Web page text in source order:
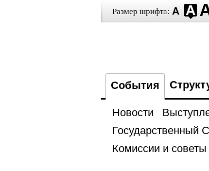
Размер шрифта:
События
Новости
Государственный
Комиссии и советы